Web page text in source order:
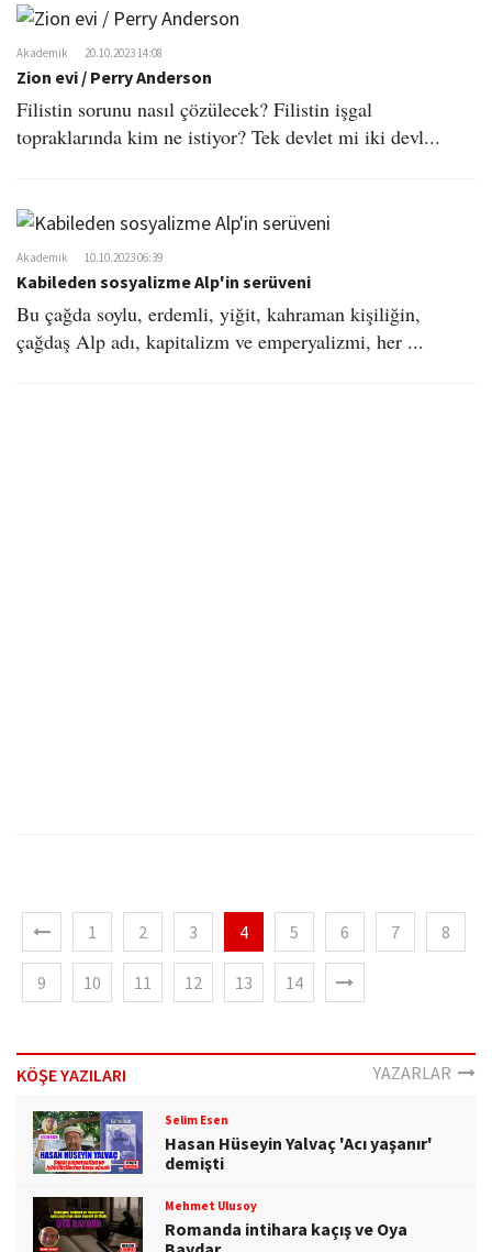
Akademik 20.10.2023 14:08
Zion evi / Perry Anderson
Filistin sorunu nasıl çözülecek? Filistin işgal
topraklarında kim ne istiyor? Tek devlet mi iki devl...
Akademik 10.10.2023 06:39
Kabileden sosyalizme Alp'in serüveni
Bu çağda soylu, erdemli, yiğit, kahraman kişiliğin,
çağdaş Alp adı, kapitalizm ve emperyalizmi, her ...
1 2 3 4 5 6 7 8
9 10 11 12 13 14
KÖŞE YAZILARI YAZARLAR
Selim Esen
Hasan Hüseyin Yalvaç 'Acı yaşanır'
demişti
Mehmet Ulusoy
Romanda intihara kaçış ve Oya